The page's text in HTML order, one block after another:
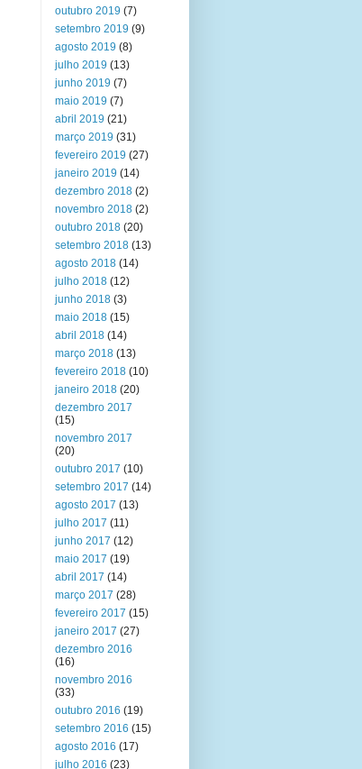
outubro 2019 (7)
setembro 2019 (9)
agosto 2019 (8)
julho 2019 (13)
junho 2019 (7)
maio 2019 (7)
abril 2019 (21)
março 2019 (31)
fevereiro 2019 (27)
janeiro 2019 (14)
dezembro 2018 (2)
novembro 2018 (2)
outubro 2018 (20)
setembro 2018 (13)
agosto 2018 (14)
julho 2018 (12)
junho 2018 (3)
maio 2018 (15)
abril 2018 (14)
março 2018 (13)
fevereiro 2018 (10)
janeiro 2018 (20)
dezembro 2017
(15)
novembro 2017
(20)
outubro 2017 (10)
setembro 2017 (14)
agosto 2017 (13)
julho 2017 (11)
junho 2017 (12)
maio 2017 (19)
abril 2017 (14)
março 2017 (28)
fevereiro 2017 (15)
janeiro 2017 (27)
dezembro 2016
(16)
novembro 2016
(33)
outubro 2016 (19)
setembro 2016 (15)
agosto 2016 (17)
julho 2016 (23)